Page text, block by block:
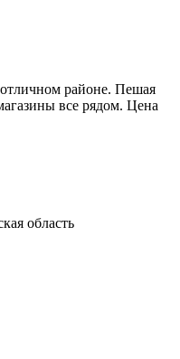
районе. Пешая
все рядом. Цена
область